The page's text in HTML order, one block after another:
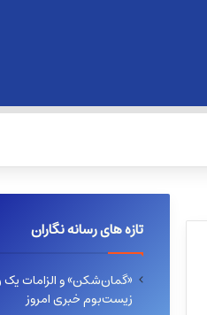
تازه های رسانه نگاران
«گمان‌شکن» و الزامات یک
زیست‌بوم خبری امروز